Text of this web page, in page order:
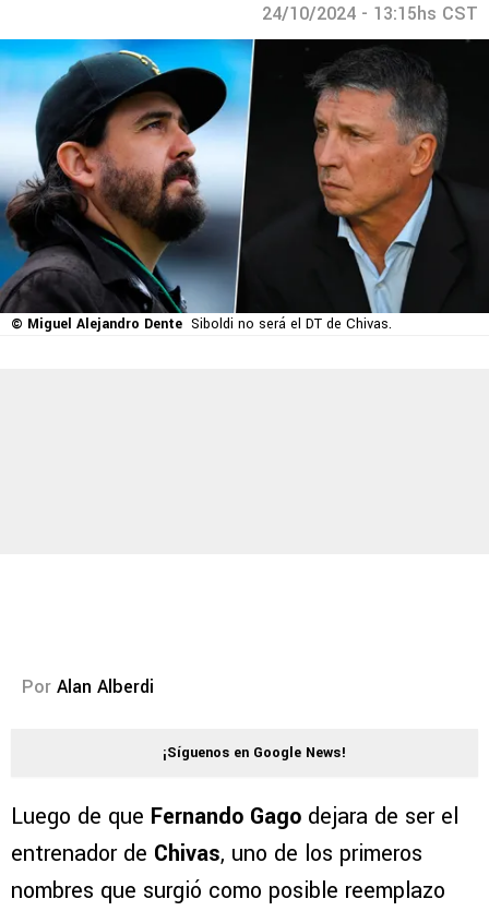
24/10/2024 - 13:15hs CST
© Miguel Alejandro Dente Siboldi no será el DT de Chivas.
Por Alan Alberdi
¡Síguenos en Google News!
Luego de que Fernando Gago dejara de ser el
entrenador de Chivas, uno de los primeros
nombres que surgió como posible reemplazo